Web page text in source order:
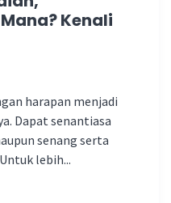
Kenali
harapan menjadi
Dapat senantiasa
senang serta
lebih...